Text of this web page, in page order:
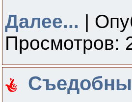
Далее... |
Просмотров: